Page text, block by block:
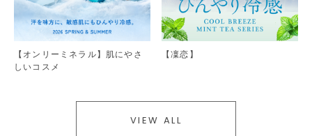
【オンリーミネラル】肌にやさ
しいコスメ
【凜恋】
VIEW ALL